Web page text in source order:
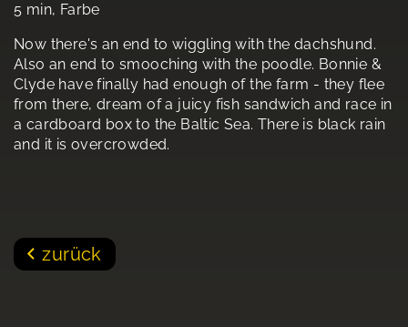
5 min, Farbe
Now there's an end to wiggling with the dachshund.
Also an end to smooching with the poodle. Bonnie &
Clyde have finally had enough of the farm - they flee
from there, dream of a juicy fish sandwich and race in
a cardboard box to the Baltic Sea. There is black rain
and it is overcrowded.
zurück